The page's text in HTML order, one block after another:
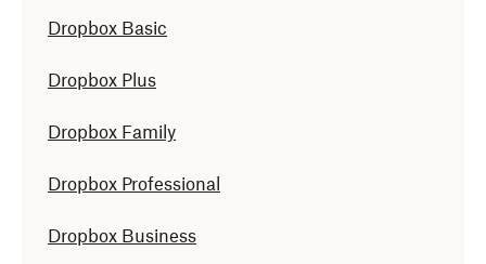
Dropbox Basic
Dropbox Plus
Dropbox Family
Dropbox Professional
Dropbox Business